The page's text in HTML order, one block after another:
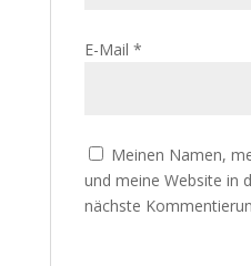
E-Mail *
Meinen Namen,
und meine Website in
nächste